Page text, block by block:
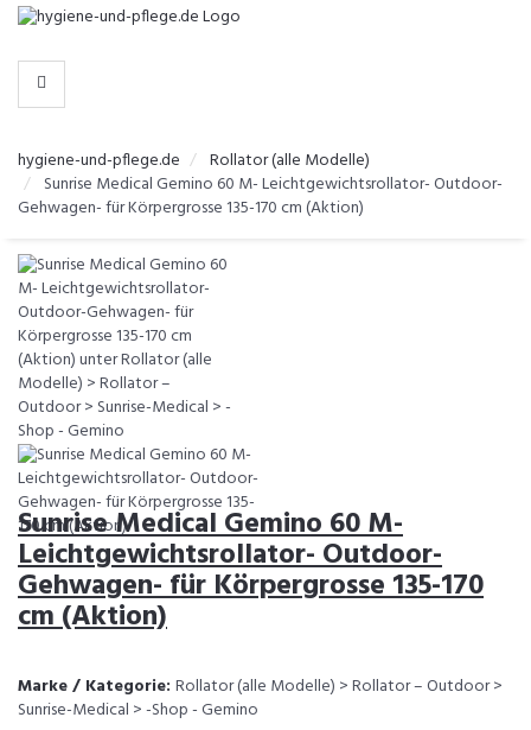
-
KATEGORIEN
hygiene-und-pflege.de
Rollator (alle Modelle)
Sunrise Medical Gemino 60 M- Leichtgewichtsrollator- Outdoor-
Gehwagen- für Körpergrosse 135-170 cm (Aktion)
Sunrise Medical Gemino 60 M-
Leichtgewichtsrollator- Outdoor-
Gehwagen- für Körpergrosse 135-170
cm (Aktion)
Marke / Kategorie: Rollator (alle Modelle) > Rollator – Outdoor >
Sunrise-Medical > -Shop - Gemino